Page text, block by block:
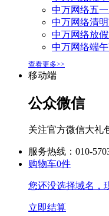
中万网络五
中万网络清
中万网络放
中万网络端
查看更多>>
移动端
公众微信
关注官方微信大礼
服务热线：010-
购物车0件
您还没选择域名，
立即结算